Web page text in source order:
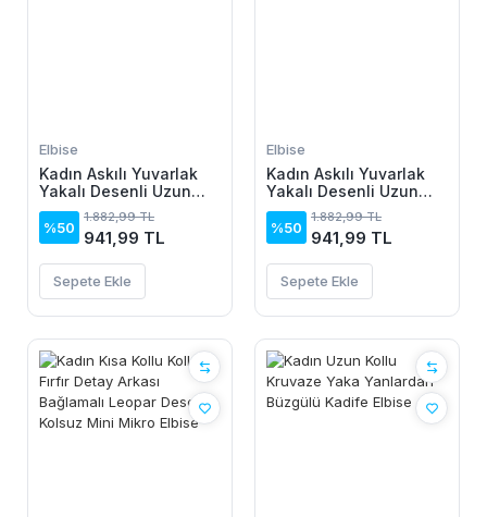
Elbise
Kadın Askılı Yuvarlak
Yakalı Desenli Uzun
Süprem Elbise
%50
1.882,99 TL
941,99 TL
Sepete Ekle
Elbise
Kadın Askılı Yuvarlak
Yakalı Desenli Uzun
Süprem Elbise
%50
1.882,99 TL
941,99 TL
Sepete Ekle